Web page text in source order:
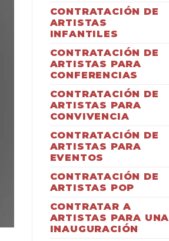
CONTRATACIÓN DE
ARTISTAS
INFANTILES
CONTRATACIÓN DE
ARTISTAS PARA
CONFERENCIAS
CONTRATACIÓN DE
ARTISTAS PARA
CONVIVENCIA
CONTRATACIÓN DE
ARTISTAS PARA
EVENTOS
CONTRATACIÓN DE
ARTISTAS POP
CONTRATAR A
ARTISTAS PARA UNA
INAUGURACIÓN